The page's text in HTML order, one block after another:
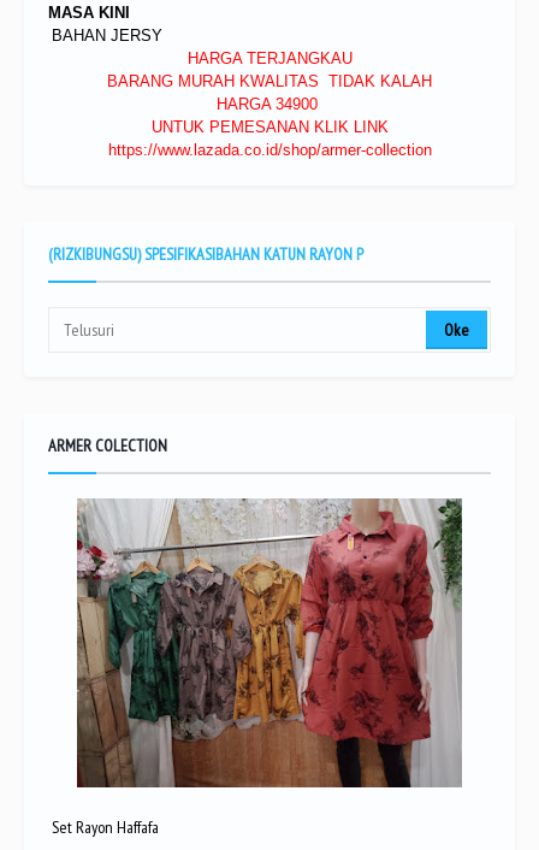
MASA KINI
BAHAN JERSY
HARGA TERJANGKAU
BARANG MURAH KWALITAS TIDAK KALAH
HARGA 34900
UNTUK PEMESANAN KLIK LINK
https://www.lazada.co.id/shop/armer-collection
(RIZKIBUNGSU) SPESIFIKASIBAHAN KATUN RAYON P
ARMER COLECTION
Set Rayon Haffafa